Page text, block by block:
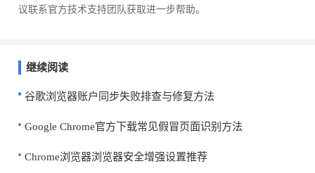
议联系官方技术支持团队获取进一步帮助。
继续阅读
谷歌浏览器账户同步失败排查与修复方法
Google Chrome官方下载常见假冒页面识别方法
Chrome浏览器浏览器安全增强设置推荐